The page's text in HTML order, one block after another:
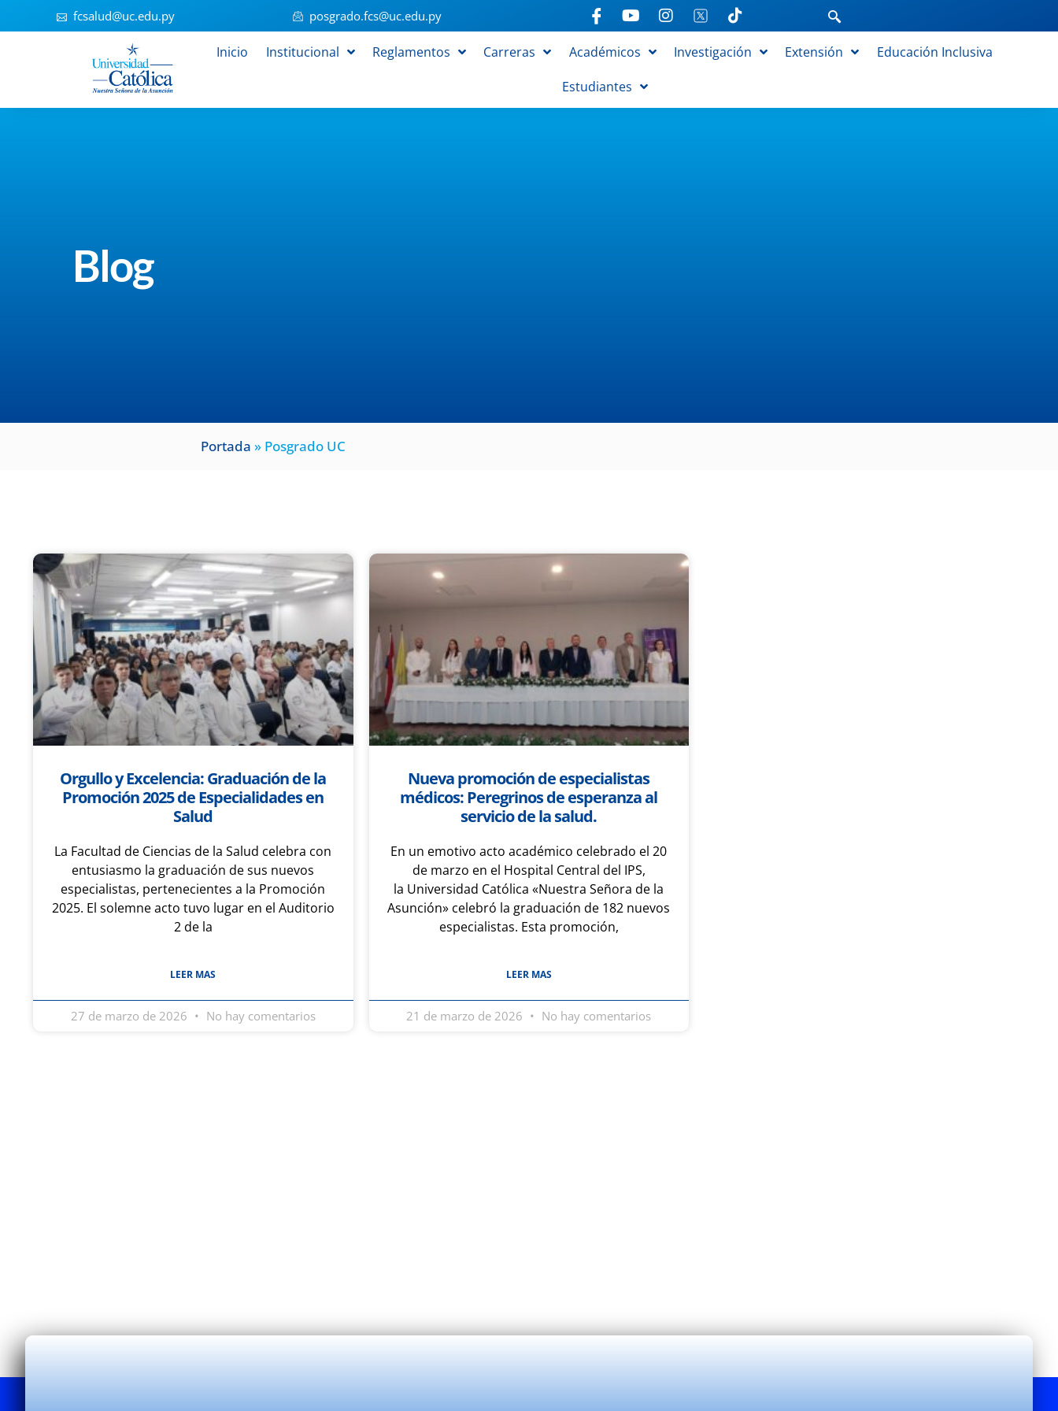
fcsalud@uc.edu.py posgrado.fcs@uc.edu.py
Inicio Institucional Reglamentos Carreras Académicos Investigación Extensión
Educación Inclusiva
Estudiantes
Blog
Portada » Posgrado UC
Orgullo y Excelencia: Graduación de la
Promoción 2025 de Especialidades en
Salud
La Facultad de Ciencias de la Salud celebra con
entusiasmo la graduación de sus nuevos
especialistas, pertenecientes a la Promoción
2025. El solemne acto tuvo lugar en el Auditorio
2 de la
LEER MAS
27 de marzo de 2026 No hay comentarios
Nueva promoción de especialistas
médicos: Peregrinos de esperanza al
servicio de la salud.
En un emotivo acto académico celebrado el 20
de marzo en el Hospital Central del IPS,
la Universidad Católica «Nuestra Señora de la
Asunción» celebró la graduación de 182 nuevos
especialistas. Esta promoción,
LEER MAS
21 de marzo de 2026 No hay comentarios